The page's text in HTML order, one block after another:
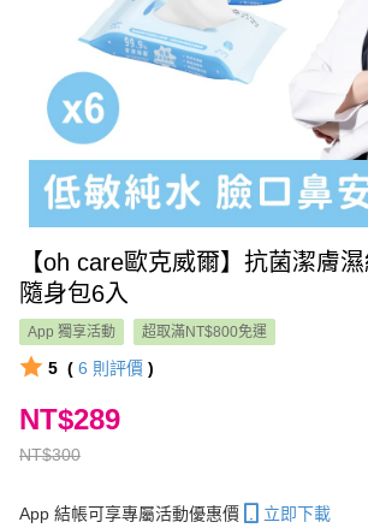
【oh care歐克威爾】抗菌潔膚濕
隨身包6入
App 獨享活動 超取滿NT$800免運
5 ( 6 則評價 )
NT$300
NT$289
App 結帳可享專屬活動優惠價
立即下載